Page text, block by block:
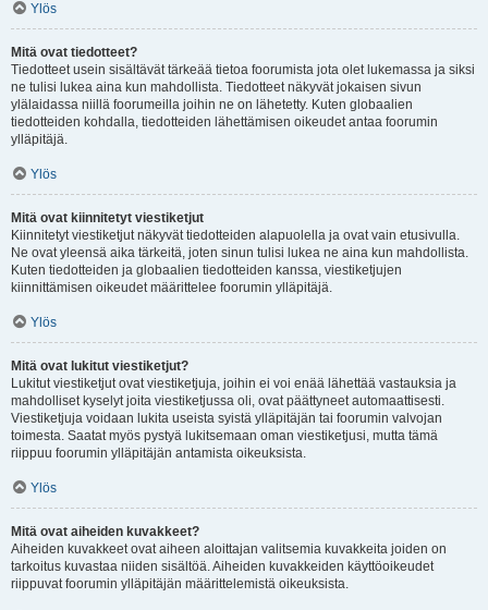
Ylös
Mitä ovat tiedotteet?
Tiedotteet usein sisältävät tärkeää tietoa foorumista jota olet lukemassa ja siksi
ne tulisi lukea aina kun mahdollista. Tiedotteet näkyvät jokaisen sivun
ylälaidassa niillä foorumeilla joihin ne on lähetetty. Kuten globaalien
tiedotteiden kohdalla, tiedotteiden lähettämisen oikeudet antaa foorumin
ylläpitäjä.
Ylös
Mitä ovat kiinnitetyt viestiketjut
Kiinnitetyt viestiketjut näkyvät tiedotteiden alapuolella ja ovat vain etusivulla.
Ne ovat yleensä aika tärkeitä, joten sinun tulisi lukea ne aina kun mahdollista.
Kuten tiedotteiden ja globaalien tiedotteiden kanssa, viestiketjujen
kiinnittämisen oikeudet määrittelee foorumin ylläpitäjä.
Ylös
Mitä ovat lukitut viestiketjut?
Lukitut viestiketjut ovat viestiketjuja, joihin ei voi enää lähettää vastauksia ja
mahdolliset kyselyt joita viestiketjussa oli, ovat päättyneet automaattisesti.
Viestiketjuja voidaan lukita useista syistä ylläpitäjän tai foorumin valvojan
toimesta. Saatat myös pystyä lukitsemaan oman viestiketjusi, mutta tämä
riippuu foorumin ylläpitäjän antamista oikeuksista.
Ylös
Mitä ovat aiheiden kuvakkeet?
Aiheiden kuvakkeet ovat aiheen aloittajan valitsemia kuvakkeita joiden on
tarkoitus kuvastaa niiden sisältöä. Aiheiden kuvakkeiden käyttöoikeudet
riippuvat foorumin ylläpitäjän määrittelemistä oikeuksista.